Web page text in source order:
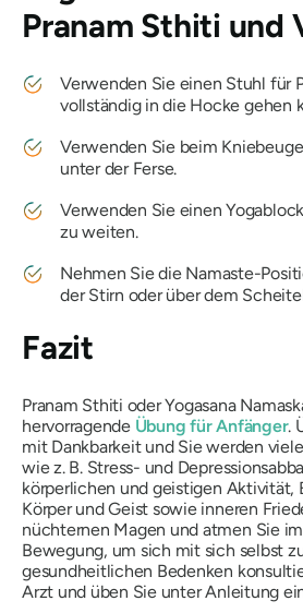
Pranam Sthiti und
Verwenden Sie einen Stuhl für
vollständig in die Hocke gehen
Verwenden Sie beim
unter der Ferse.
Verwenden Sie einen
zu weiten.
Nehmen Sie die Namaste-
der Stirn oder über dem
Fazit
Pranam Sthiti oder Yogasana
hervorragende Übung für Anfänger.
mit Dankbarkeit und Sie werden
wie z. B. Stress- und
körperlichen und geistigen Aktivität,
Körper und Geist sowie inneren
nüchternen Magen und atmen Sie
Bewegung, um sich mit sich selbst
gesundheitlichen Bedenken
Arzt und üben Sie unter Anleitung